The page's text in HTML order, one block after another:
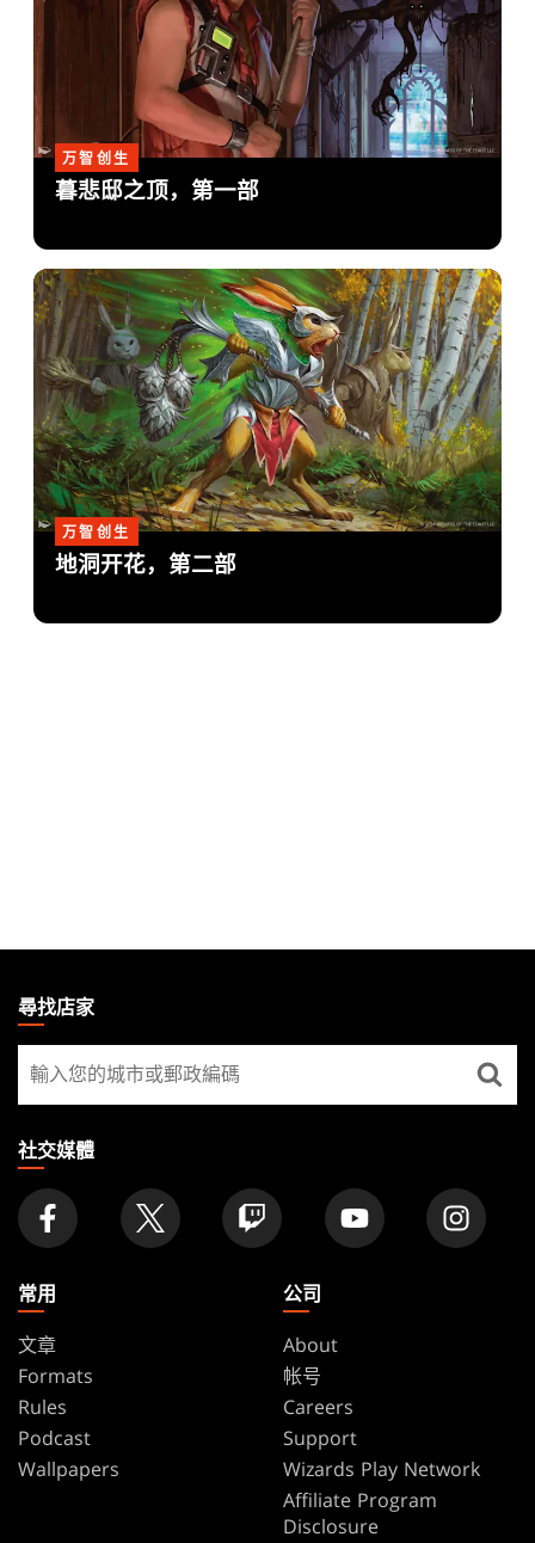
万智创生
暮悲邸之顶，第一部
万智创生
地洞开花，第二部
THE
GATHERING
FOOTER
尋找店家
尋
找
家
社交媒體
常用
文章
Formats
Rules
Podcast
Wallpapers
公司
About
帐号
Careers
Support
Wizards Play Network
Affiliate Program
Disclosure